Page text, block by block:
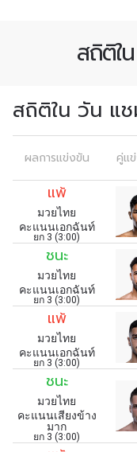
สถิติใ
สถิติใน วัน แ
ผลการแข่งขัน คู่แ
แพ้
มวยไทย
คะแนนเอกฉันท์
ยก 3 (3:00)
ชนะ
มวยไทย
คะแนนเอกฉันท์
ยก 3 (3:00)
แพ้
มวยไทย
คะแนนเอกฉันท์
ยก 3 (3:00)
ชนะ
มวยไทย
คะแนนเสียงข้าง
มาก
ยก 3 (3:00)
คู่แข่ง
อีเวนต์
ดูไฮ
สมัครเพื่อไ
เพื่อไม่พลาดข่าว
เพื่อรับข้อมูลอัป
และสิทธิพิเศษใน
อีเมล
ชื่อ
การส่งแบบฟอร์ม
รวบรวม ใช้งาน
นโยบายความ